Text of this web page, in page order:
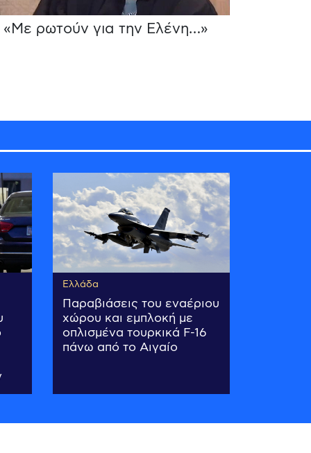
«Με ρωτούν για την Ελένη…»
Ελλάδα
Παραβιάσεις του εναέριου
χώρου και εμπλοκή με
οπλισμένα τουρκικά F-16
πάνω από το Αιγαίο